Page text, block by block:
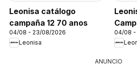
Leonisa catálogo
campaña 12 70 anos
04/08 - 23/08/2026
Leonisa
04/08 -
ANUNCIO